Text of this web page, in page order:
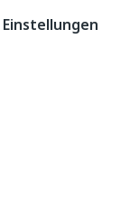
Einstellungen